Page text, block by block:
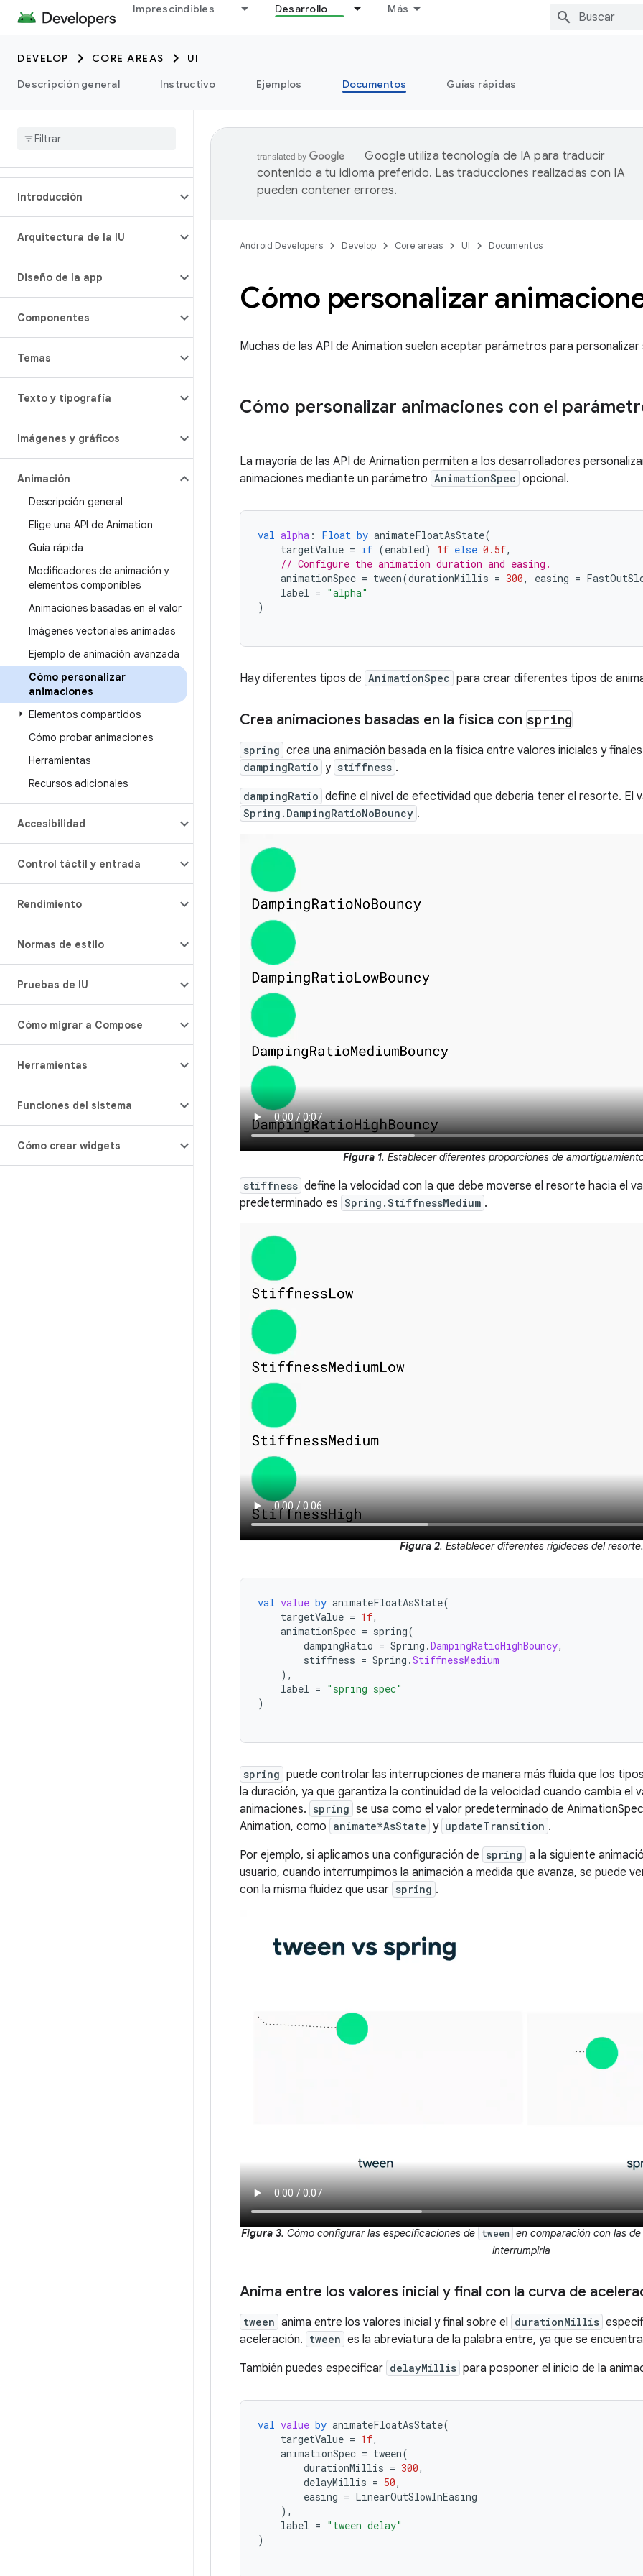
Imprescindibles Desarrollo Más
DEVELOP CORE AREAS
UI
Descripción general
Instructivo Ejemplos Documentos Guías rápidas
Introducción
Arquitectura de la IU
Diseño de la app
Componentes
Temas
Texto y tipografía
Imágenes y gráficos
Animación
Descripción general
Elige una API de Animation
Guía rápida
Modificadores de animación y
elementos componibles
Animaciones basadas en el valor
Imágenes vectoriales animadas
Ejemplo de animación avanzada
Cómo personalizar
animaciones
Elementos compartidos
Cómo probar animaciones
Herramientas
Recursos adicionales
Accesibilidad
Control táctil y entrada
Rendimiento
Normas de estilo
Pruebas de IU
Cómo migrar a Compose
Herramientas
Funciones del sistema
Cómo crear widgets
Google utiliza tecnología de IA para traducir
contenido a tu idioma preferido. Las traducciones realizadas con IA
pueden contener errores.
Android Developers Develop Core areas UI Documentos
Cómo personalizar
Muchas de las API de Animation suelen aceptar parámetros para
Cómo personalizar animaciones con el
La mayoría de las API de Animation permiten a los desarrolladores
animaciones mediante un parámetro AnimationSpec opcional.
val alpha : Float by animateFloatAsState(
targetValue = if (enabled) 1f else 0.5f,
// Configure the animation duration and easing.
animationSpec = tween(durationMillis = 300, easing =
label = "alpha"
)
Hay diferentes tipos de AnimationSpec para crear diferentes tipos de
Crea animaciones basadas en la física con spring
spring crea una animación basada en la física entre valores iniciales y
dampingRatio y stiffness .
dampingRatio define el nivel de efectividad que debería tener el resorte. El
Spring.DampingRatioNoBouncy .
Figura 1. Establecer diferentes proporciones de
stiffness define la velocidad con la que debe moverse el resorte hacia el
predeterminado es Spring.StiffnessMedium .
Figura 2. Establecer diferentes rigideces del resorte.
val value by animateFloatAsState(
targetValue = 1f,
animationSpec = spring(
dampingRatio = Spring .DampingRatioHighBouncy,
stiffness = Spring .StiffnessMedium
),
label = "spring spec"
)
spring puede controlar las interrupciones de manera más fluida que los
la duración, ya que garantiza la continuidad de la velocidad cuando cambia el
animaciones. spring se usa como el valor predeterminado de
Animation, como animate*AsState y updateTransition .
Por ejemplo, si aplicamos una configuración de spring a la siguiente
usuario, cuando interrumpimos la animación a medida que avanza, se puede
con la misma fluidez que usar spring .
Figura 3. Cómo configurar las especificaciones de tween en comparación con las de
interrumpirla
Anima entre los valores inicial y final con la curva de
tween anima entre los valores inicial y final sobre el durationMillis
aceleración. tween es la abreviatura de la palabra entre, ya que se
También puedes especificar delayMillis para posponer el inicio de la
val value by animateFloatAsState(
targetValue = 1f,
animationSpec = tween(
durationMillis = 300,
delayMillis = 50,
easing = LinearOutSlowInEasing
),
label = "tween delay"
)